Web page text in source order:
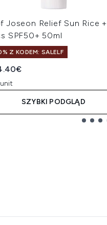
Joseon Relief Sun Rice +
SPF50+ 50ml
Z KODEM: SALELF
cena detaliczna:
cena:
SZYBKI PODGLĄD